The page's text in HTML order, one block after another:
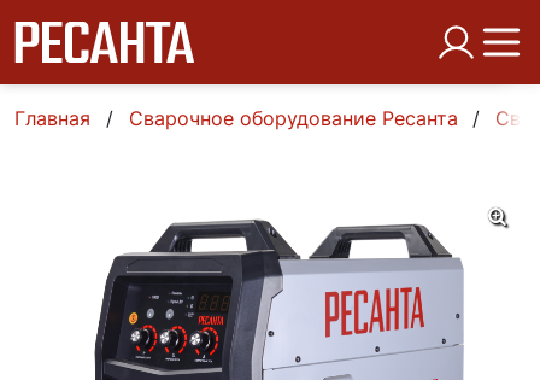
Главная Сварочное оборудование Ресанта